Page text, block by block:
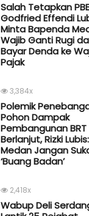
Salah Tetapkan
Godfried Effendi
Minta Bapenda
Wajib Ganti Rugi
Bayar Denda ke
Pajak
3,384x
Polemik
Pohon Dampak
Pembangunan BRT
Berlanjut, Rizki
Medan Jangan
‘Buang Badan’
2,418x
Wabup Deli